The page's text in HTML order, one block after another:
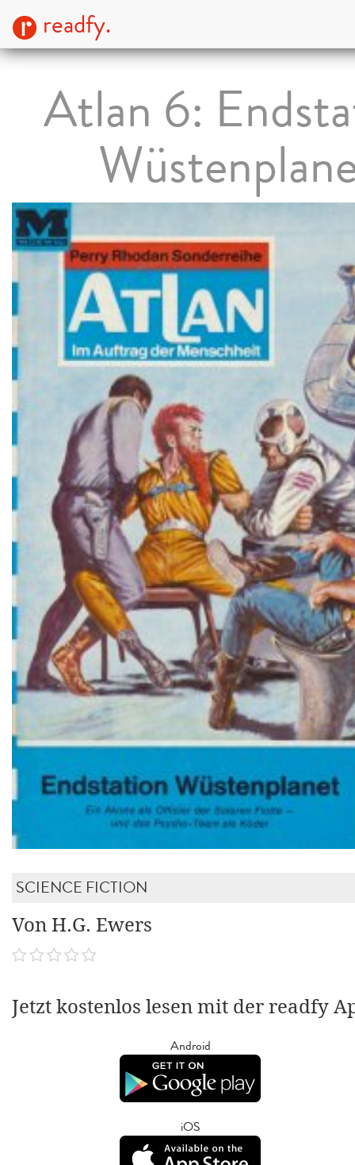
readfy.
Atlan 6:
SCIENCE FICTION
Von H.G. Ewers
Jetzt kostenlos lesen mit der readfy
Android
iOS